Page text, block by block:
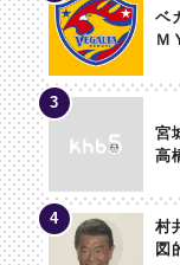
ベ
Ｍ
宮
高
村
図